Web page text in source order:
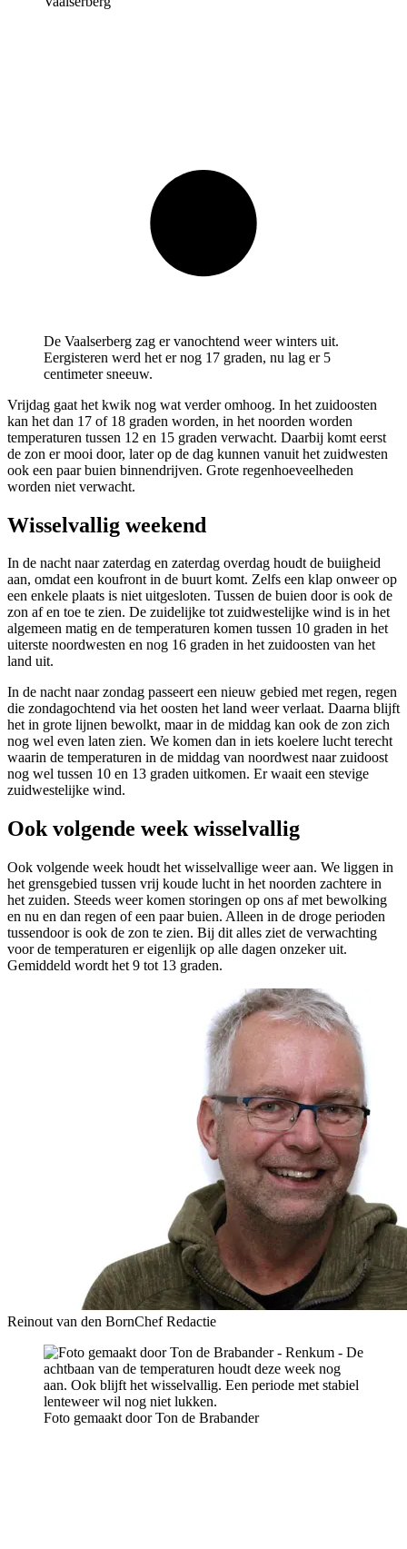
De Vaalserberg zag er vanochtend weer winters uit.
Eergisteren werd het er nog 17 graden, nu lag er 5
centimeter sneeuw.
Vrijdag gaat het kwik nog wat verder omhoog. In het zuidoosten
kan het dan 17 of 18 graden worden, in het noorden worden
temperaturen tussen 12 en 15 graden verwacht. Daarbij komt eerst
de zon er mooi door, later op de dag kunnen vanuit het zuidwesten
ook een paar buien binnendrijven. Grote regenhoeveelheden
worden niet verwacht.
Wisselvallig weekend
In de nacht naar zaterdag en zaterdag overdag houdt de buiigheid
aan, omdat een koufront in de buurt komt. Zelfs een klap onweer op
een enkele plaats is niet uitgesloten. Tussen de buien door is ook de
zon af en toe te zien. De zuidelijke tot zuidwestelijke wind is in het
algemeen matig en de temperaturen komen tussen 10 graden in het
uiterste noordwesten en nog 16 graden in het zuidoosten van het
land uit.
In de nacht naar zondag passeert een nieuw gebied met regen, regen
die zondagochtend via het oosten het land weer verlaat. Daarna blijft
het in grote lijnen bewolkt, maar in de middag kan ook de zon zich
nog wel even laten zien. We komen dan in iets koelere lucht terecht
waarin de temperaturen in de middag van noordwest naar zuidoost
nog wel tussen 10 en 13 graden uitkomen. Er waait een stevige
zuidwestelijke wind.
Ook volgende week wisselvallig
Ook volgende week houdt het wisselvallige weer aan. We liggen in
het grensgebied tussen vrij koude lucht in het noorden zachtere in
het zuiden. Steeds weer komen storingen op ons af met bewolking
en nu en dan regen of een paar buien. Alleen in de droge perioden
tussendoor is ook de zon te zien. Bij dit alles ziet de verwachting
voor de temperaturen er eigenlijk op alle dagen onzeker uit.
Gemiddeld wordt het 9 tot 13 graden.
Reinout van den BornChef Redactie
Foto gemaakt door Ton de Brabander